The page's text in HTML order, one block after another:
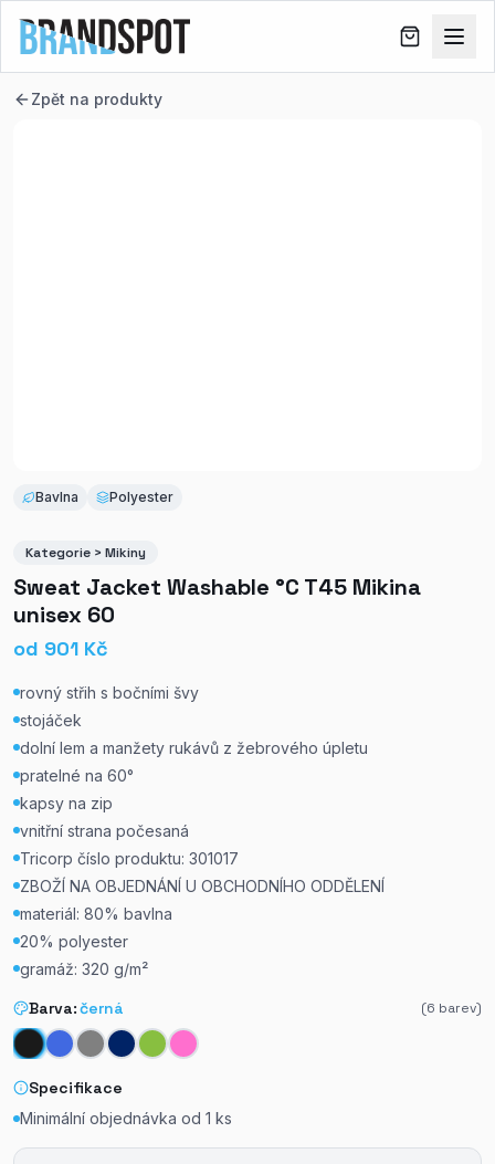
Zpět na produkty
Bavlna Polyester
Kategorie > Mikiny
Sweat Jacket Washable °C T45 Mikina
unisex 60
od 901 Kč
rovný střih s bočními švy
stojáček
dolní lem a manžety rukávů z žebrového úpletu
pratelné na 60°
kapsy na zip
vnitřní strana počesaná
Tricorp číslo produktu: 301017
ZBOŽÍ NA OBJEDNÁNÍ U OBCHODNÍHO ODDĚLENÍ
materiál: 80% bavlna
20% polyester
gramáž: 320 g/m²
Barva:černá (6 barev)
Specifikace
Minimální objednávka od 1 ks